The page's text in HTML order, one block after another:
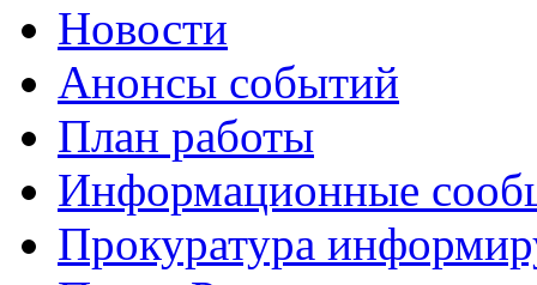
Новости
Анонсы событий
План работы
Информационные
Прокуратура